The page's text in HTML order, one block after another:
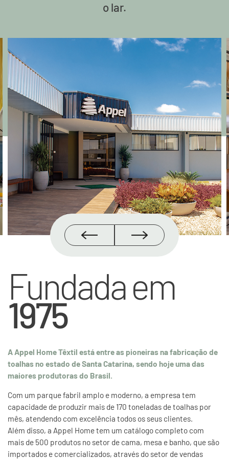
o lar.
Fundada em
1975
A Appel Home Têxtil está entre as pioneiras na fabricação de
toalhas no estado deSanta Catarina, sendo hoje uma das
maiores produtoras do Brasil.
Com um parque fabril amplo e moderno, a empresa tem
capacidade de produzir mais de 170 toneladas de toalhas por
mês, atendendo com excelência todos os seus clientes.
Além disso, a Appel Home tem um catálogo completo com
mais de 500 produtos no setor de cama, mesa e banho, que são
importados e comercializados, através do setor de vendas